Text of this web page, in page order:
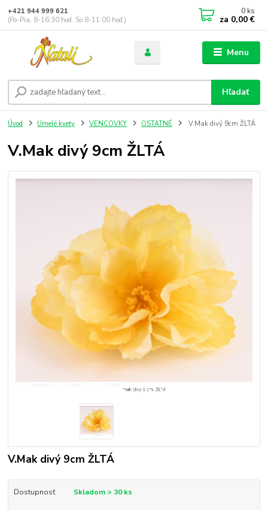
Menu
Hľadať
+421 944 999 621
(Po-Pia, 8-16:30 hod. So 8-11:00 hod.)
0 ks
za 0,00 €
Úvod Umelé kvety VENCOVKY OSTATNÉ V.Mak divý 9cm ŽLTÁ
V.Mak divý 9cm ŽLTÁ
V.Mak divý 9cm ŽLTÁ
Dostupnosť Skladom > 30 ks